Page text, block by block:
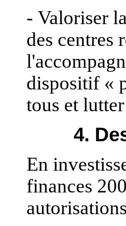
- Valoriser
des centres
dispositif «
tous et
4.
En
finances